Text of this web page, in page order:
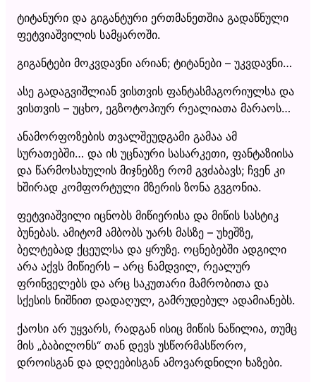
ტიტანური და გიგანტური ერთმანეთშია გადაწნული
ფეტვიაშვილის სამყაროში.
გიგანტები მოკვდავნი არიან; ტიტანები – უკვდავნი…
ასე გადაგვიშლიან ვისთვის ფანტასმაგორიულსა და
ვისთვის – უცხო, ეგზოტოპიურ რეალიათა მარაოს…
ანამორფოზების თვალშეუდგამი გამაა ამ
სურათებში… და ის უცნაური სასარკეთი, ფანტაზიისა
და წარმოსახულის მიჯნებზე რომ გვძაბავს; ჩვენ კი
ხშირად კომფორტული მზერის ზონა გვგონია.
ფეტვიაშვილი იცნობს მიწიერისა და მიწის სასტიკ
ბუნებას. ამიტომ ამბობს უარს მასზე – უხეშზე,
ბელტებად ქცეულსა და ყრუზე. ოცნებებში ადგილი
არა აქვს მიწიერს – არც ნამდვილ, რეალურ
ფრინველებს და არც საკუთარი მამრობითა და
სქესის ნიშნით დადაღულ, გამრუდებულ ადამიანებს.
ქაოსი არ უყვარს, რადგან ისიც მიწის ნაწილია, თუმც
მის „ბაბილონს“ თან დევს უსწორმასწორო,
დროისგან და დღეებისგან ამოვარდნილი ხაზები.